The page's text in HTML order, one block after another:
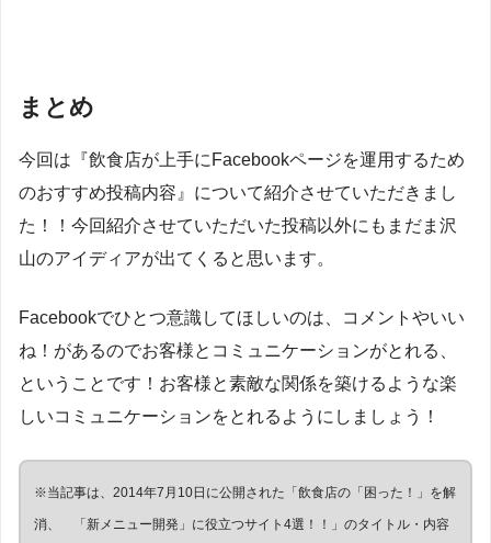
まとめ
今回は『飲食店が上手にFacebookページを運用するため
のおすすめ投稿内容』について紹介させていただきまし
た！！今回紹介させていただいた投稿以外にもまだま沢
山のアイディアが出てくると思います。
Facebookでひとつ意識してほしいのは、コメントやいい
ね！があるのでお客様とコミュニケーションがとれる、
ということです！お客様と素敵な関係を築けるような楽
しいコミュニケーションをとれるようにしましょう！
※当記事は、2014年7月10日に公開された「飲食店の「困った！」を解
消、 「新メニュー開発」に役立つサイト4選！！」のタイトル・内容